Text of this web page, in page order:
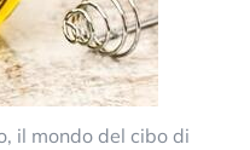
il mondo del cibo di